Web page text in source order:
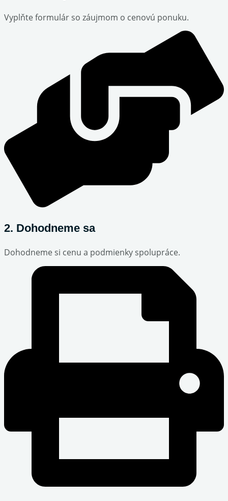
Vyplňte formulár so záujmom o cenovú ponuku.
2. Dohodneme sa
Dohodneme si cenu a podmienky spolupráce.